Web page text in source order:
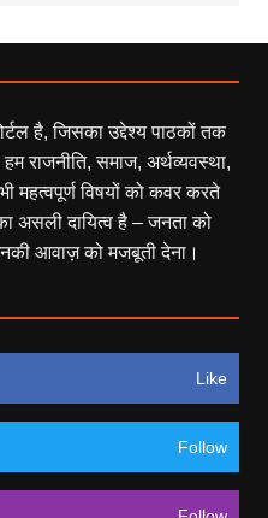
है, जिसका उद्देश्य पाठकों तक
राजनीति, समाज, अर्थव्यवस्था,
महत्वपूर्ण विषयों को कवर करते
असली दायित्व है – जनता को
आवाज़ को मजबूती देना।
Like
Follow